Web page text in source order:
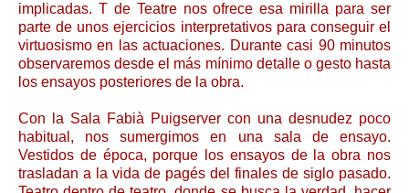
implicadas. T de Teatre nos ofrece esa mirilla para ser
parte de unos ejercicios interpretativos para conseguir el
virtuosismo en las actuaciones. Durante casi 90 minutos
observaremos desde el más mínimo detalle o gesto hasta
los ensayos posteriores de la obra.
Con la Sala Fabià Puigserver con una desnudez poco
habitual, nos sumergimos en una sala de ensayo.
Vestidos de época, porque los ensayos de la obra nos
trasladan a la vida de pagés del finales de siglo pasado.